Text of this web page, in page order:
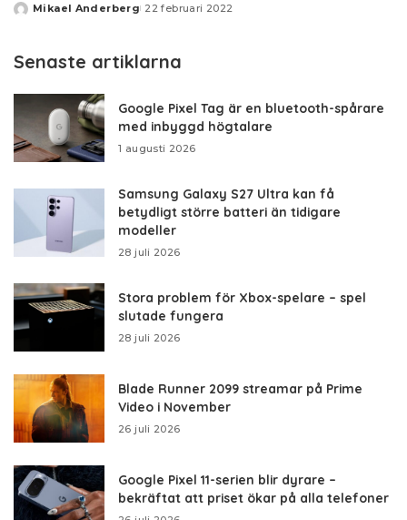
Posted
Mikael Anderberg 22 februari 2022
Senaste artiklarna
Google Pixel Tag är en bluetooth-spårare
med inbyggd högtalare
1 augusti 2026
Samsung Galaxy S27 Ultra kan få
betydligt större batteri än tidigare
modeller
28 juli 2026
Stora problem för Xbox-spelare – spel
slutade fungera
28 juli 2026
Blade Runner 2099 streamar på Prime
Video i November
26 juli 2026
Google Pixel 11-serien blir dyrare –
bekräftat att priset ökar på alla telefoner